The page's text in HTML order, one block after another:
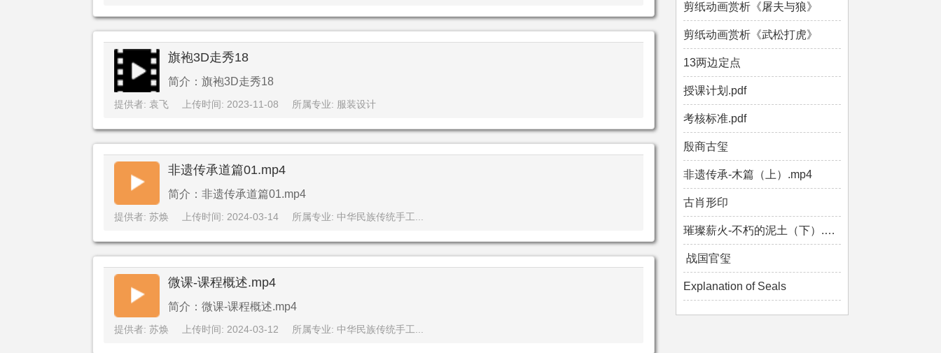
旗袍3D走秀18
简介：旗袍3D走秀18
提供者: 袁飞 上传时间: 2023-11-08 所属专业: 服装设计
非遗传承道篇01.mp4
简介：非遗传承道篇01.mp4
提供者: 苏焕 上传时间: 2024-03-14 所属专业: 中华民族传统手工...
微课-课程概述.mp4
简介：微课-课程概述.mp4
提供者: 苏焕 上传时间: 2024-03-12 所属专业: 中华民族传统手工...
剪纸动画赏析《屠夫与狼》
剪纸动画赏析《武松打虎》
13两边定点
授课计划.pdf
考核标准.pdf
殷商古玺
非遗传承-木篇（上）.mp4
古肖形印
璀璨薪火-不朽的泥土（下）.mp4
战国官玺
Explanation of Seals